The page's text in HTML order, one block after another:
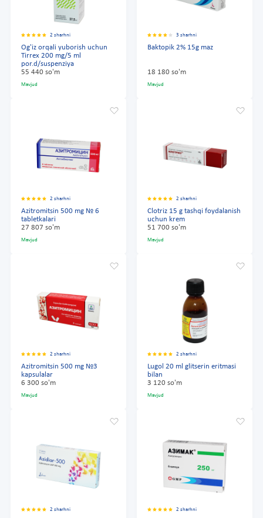
2 sharhni
Og'iz orqali yuborish uchun
Tirrex 200 mg/5 ml
por.d/suspenziya
55 440 so'm
Mavjud
3 sharhni
Baktopik 2% 15g maz
18 180 so'm
Mavjud
2 sharhni
Azitromitsin 500 mg № 6
tabletkalari
27 807 so'm
Mavjud
2 sharhni
Clotriz 15 g tashqi foydalanish
uchun krem
51 700 so'm
Mavjud
2 sharhni
Azitromitsin 500 mg №3
kapsulalar
6 300 so'm
Mavjud
2 sharhni
Lugol 20 ml glitserin eritmasi
bilan
3 120 so'm
Mavjud
2 sharhni 2 sharhni